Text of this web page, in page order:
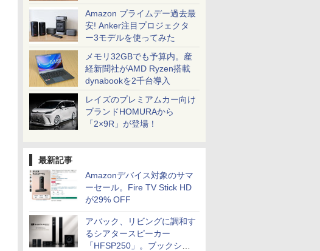
一気に聴く
Amazon プライムデー過去最
安! Anker注目プロジェクタ
ー3モデルを使ってみた
メモリ32GBでも予算内。産
経新聞社がAMD Ryzen搭載
dynabookを2千台導入
レイズのプレミアムカー向け
ブランドHOMURAから
「2×9R」が登場！
最新記事
Amazonデバイス対象のサマ
ーセール。Fire TV Stick HD
が29% OFF
アバック、リビングに調和す
るシアタースピーカー
「HFSP250」。ブックシェ